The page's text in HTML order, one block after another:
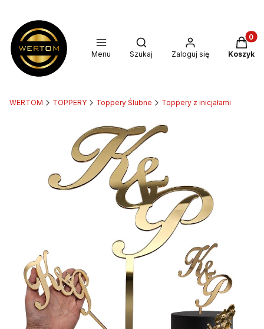
Menu
Otwórz wyszukiwarkę
Szukaj Zaloguj się Koszyk
WERTOM TOPPERY Toppery Ślubne Toppery z inicjałami